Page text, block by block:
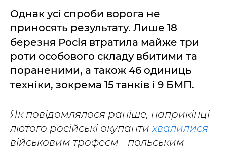
Однак усі спроби ворога не
приносять результату. Лише 18
березня Росія втратила майже три
роти особового складу вбитими та
пораненими, а також 46 одиниць
техніки, зокрема 15 танків і 9 БМП.
Як повідомлялося раніше, наприкінці
лютого російські окупантихвалилися
військовим трофеєм - польським